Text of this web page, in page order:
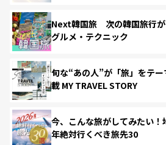
Next韓国旅 次の韓国旅行が
グルメ・テクニック
旬な“あの人”が「旅」をテ
載 MY TRAVEL STORY
今、こんな旅がしてみたい
年絶対行くべき旅先30